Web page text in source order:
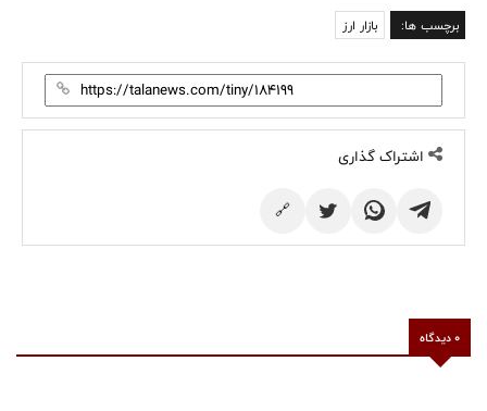
برچسب ها: بازار ارز
اشتراک گذاری
🔗
0 دیدگاه